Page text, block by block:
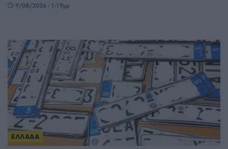
9/08/2026 - 1:19μμ
ΕΛΛΑΔΑ